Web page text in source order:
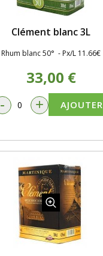
Clément blanc 3L
Rhum blanc 50° - Px/L 11.66€
33,00 €
- + AJOUTER